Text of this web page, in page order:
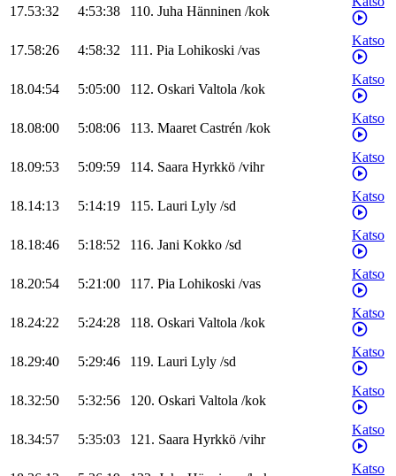
17.53:32 4:53:38 110. Juha Hänninen /kok
17.58:26 4:58:32 111. Pia Lohikoski /vas
Katso
18.04:54 5:05:00 112. Oskari Valtola /kok
Katso
18.08:00 5:08:06 113. Maaret Castrén /kok
Katso
18.09:53 5:09:59 114. Saara Hyrkkö /vihr
Katso
18.14:13 5:14:19 115. Lauri Lyly /sd
Katso
18.18:46 5:18:52 116. Jani Kokko /sd
Katso
18.20:54 5:21:00 117. Pia Lohikoski /vas
Katso
18.24:22 5:24:28 118. Oskari Valtola /kok
Katso
18.29:40 5:29:46 119. Lauri Lyly /sd
Katso
18.32:50 5:32:56 120. Oskari Valtola /kok
Katso
18.34:57 5:35:03 121. Saara Hyrkkö /vihr
Katso
Katso